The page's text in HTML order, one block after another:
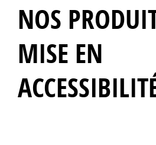
NOS
MISE EN